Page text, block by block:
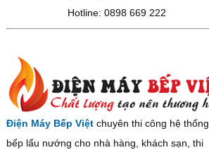
Hotline: 0898 669 222
Điện Máy Bếp Việtchuyên thi công hệ thống
bếp lẩu nướng cho nhà hàng, khách sạn, thi